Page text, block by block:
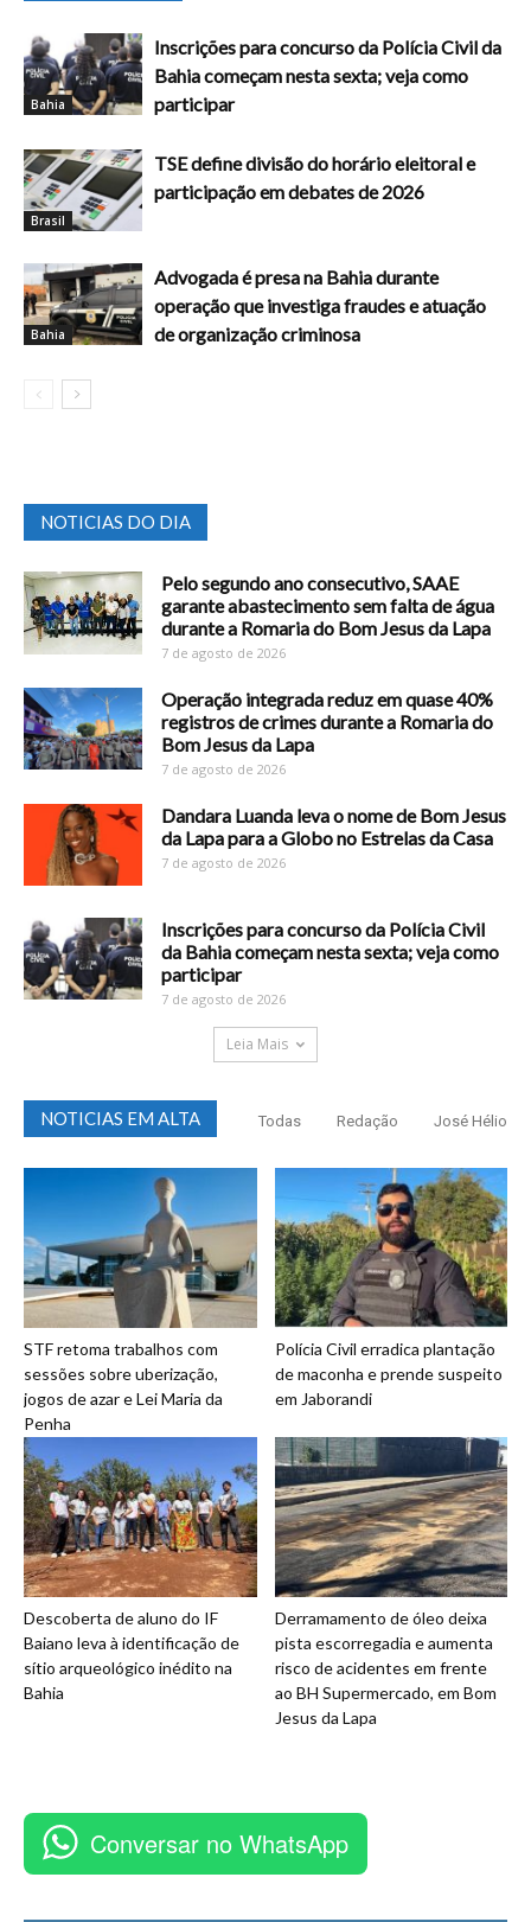
Bahia
Inscrições para concurso da Polícia Civil da
Bahia começam nesta sexta; veja como
participar
Brasil
TSE define divisão do horário eleitoral e
participação em debates de 2026
Bahia
Advogada é presa na Bahia durante
operação que investiga fraudes e atuação
de organização criminosa
NOTICIAS DO DIA
Pelo segundo ano consecutivo, SAAE
garante abastecimento sem falta de água
durante a Romaria do Bom Jesus da Lapa
7 de agosto de 2026
Operação integrada reduz em quase 40%
registros de crimes durante a Romaria do
Bom Jesus da Lapa
7 de agosto de 2026
Dandara Luanda leva o nome de Bom Jesus
da Lapa para a Globo no Estrelas da Casa
7 de agosto de 2026
Inscrições para concurso da Polícia Civil
da Bahia começam nesta sexta; veja como
participar
7 de agosto de 2026
Leia Mais
NOTICIAS EM ALTA Todas Redação José Hélio
STF retoma trabalhos com
sessões sobre uberização,
jogos de azar e Lei Maria da
Penha
Polícia Civil erradica plantação
de maconha e prende suspeito
em Jaborandi
Descoberta de aluno do IF
Baiano leva à identificação de
sítio arqueológico inédito na
Bahia
Derramamento de óleo deixa
pista escorregadia e aumenta
risco de acidentes em frente
ao BH Supermercado, em Bom
Jesus da Lapa
Conversar no WhatsApp